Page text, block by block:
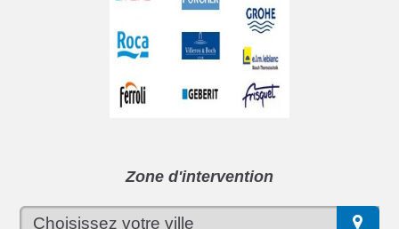
Zone d'intervention